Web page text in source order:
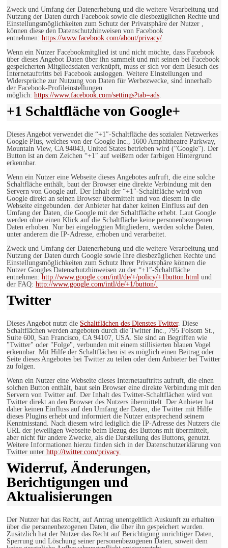
Zweck und Umfang der Datenerhebung und die weitere Verarbeitung und
Nutzung der Daten durch Facebook sowie die diesbezüglichen Rechte und
Einstellungsmöglichkeiten zum Schutz der Privatsphäre der Nutzer ,
können diese den Datenschutzhinweisen von Facebook
entnehmen: https://www.facebook.com/about/privacy/.
Wenn ein Nutzer Facebookmitglied ist und nicht möchte, dass Facebook
über dieses Angebot Daten über ihn sammelt und mit seinen bei Facebook
gespeicherten Mitgliedsdaten verknüpft, muss er sich vor dem Besuch des
Internetauftritts bei Facebook ausloggen. Weitere Einstellungen und
Widersprüche zur Nutzung von Daten für Werbezwecke, sind innerhalb
der Facebook-Profileinstellungen
möglich: https://www.facebook.com/settings?tab=ads.
+1 Schaltfläche von Google+
Dieses Angebot verwendet die “+1″-Schaltfläche des sozialen Netzwerkes
Google Plus, welches von der Google Inc., 1600 Amphitheatre Parkway,
Mountain View, CA 94043, United States betrieben wird (“Google”). Der
Button ist an dem Zeichen “+1″ auf weißem oder farbigen Hintergrund
erkennbar.
Wenn ein Nutzer eine Webseite dieses Angebotes aufruft, die eine solche
Schaltfläche enthält, baut der Browser eine direkte Verbindung mit den
Servern von Google auf. Der Inhalt der “+1″-Schaltfläche wird von
Google direkt an seinen Browser übermittelt und von diesem in die
Webseite eingebunden. der Anbieter hat daher keinen Einfluss auf den
Umfang der Daten, die Google mit der Schaltfläche erhebt. Laut Google
werden ohne einen Klick auf die Schaltfläche keine personenbezogenen
Daten erhoben. Nur bei eingeloggten Mitgliedern, werden solche Daten,
unter anderem die IP-Adresse, erhoben und verarbeitet.
Zweck und Umfang der Datenerhebung und die weitere Verarbeitung und
Nutzung der Daten durch Google sowie Ihre diesbezüglichen Rechte und
Einstellungsmöglichkeiten zum Schutz Ihrer Privatsphäre können die
Nutzer Googles Datenschutzhinweisen zu der “+1″-Schaltfläche
entnehmen: http://www.google.com/intl/de/+/policy/+1button.html und
der FAQ: http://www.google.com/intl/de/+1/button/.
Twitter
Dieses Angebot nutzt die Schaltflächen des Dienstes Twitter. Diese
Schaltflächen werden angeboten durch die Twitter Inc., 795 Folsom St.,
Suite 600, San Francisco, CA 94107, USA. Sie sind an Begriffen wie
"Twitter" oder "Folge", verbunden mit einem stillisierten blauen Vogel
erkennbar. Mit Hilfe der Schaltflächen ist es möglich einen Beitrag oder
Seite dieses Angebotes bei Twitter zu teilen oder dem Anbieter bei Twitter
zu folgen.
Wenn ein Nutzer eine Webseite dieses Internetauftritts aufruft, die einen
solchen Button enthält, baut sein Browser eine direkte Verbindung mit den
Servern von Twitter auf. Der Inhalt des Twitter-Schaltflächen wird von
Twitter direkt an den Browser des Nutzers übermittelt. Der Anbieter hat
daher keinen Einfluss auf den Umfang der Daten, die Twitter mit Hilfe
dieses Plugins erhebt und informiert die Nutzer entsprechend seinem
Kenntnisstand. Nach diesem wird lediglich die IP-Adresse des Nutzers die
URL der jeweiligen Webseite beim Bezug des Buttons mit übermittelt,
aber nicht für andere Zwecke, als die Darstellung des Buttons, genutzt.
Weitere Informationen hierzu finden sich in der Datenschutzerklärung von
Twitter unter http://twitter.com/privacy.
Widerruf, Änderungen,
Berichtigungen und
Aktualisierungen
Der Nutzer hat das Recht, auf Antrag unentgeltlich Auskunft zu erhalten
über die personenbezogenen Daten, die über ihn gespeichert wurden.
Zusätzlich hat der Nutzer das Recht auf Berichtigung unrichtiger Daten,
Sperrung und Löschung seiner personenbezogenen Daten, soweit dem